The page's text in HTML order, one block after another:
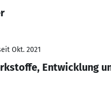
Okt. 2021
Entwicklung